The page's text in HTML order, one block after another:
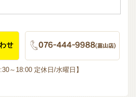
～18:00 定休日/水曜日】